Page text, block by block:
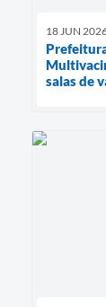
18 JUN
salas de